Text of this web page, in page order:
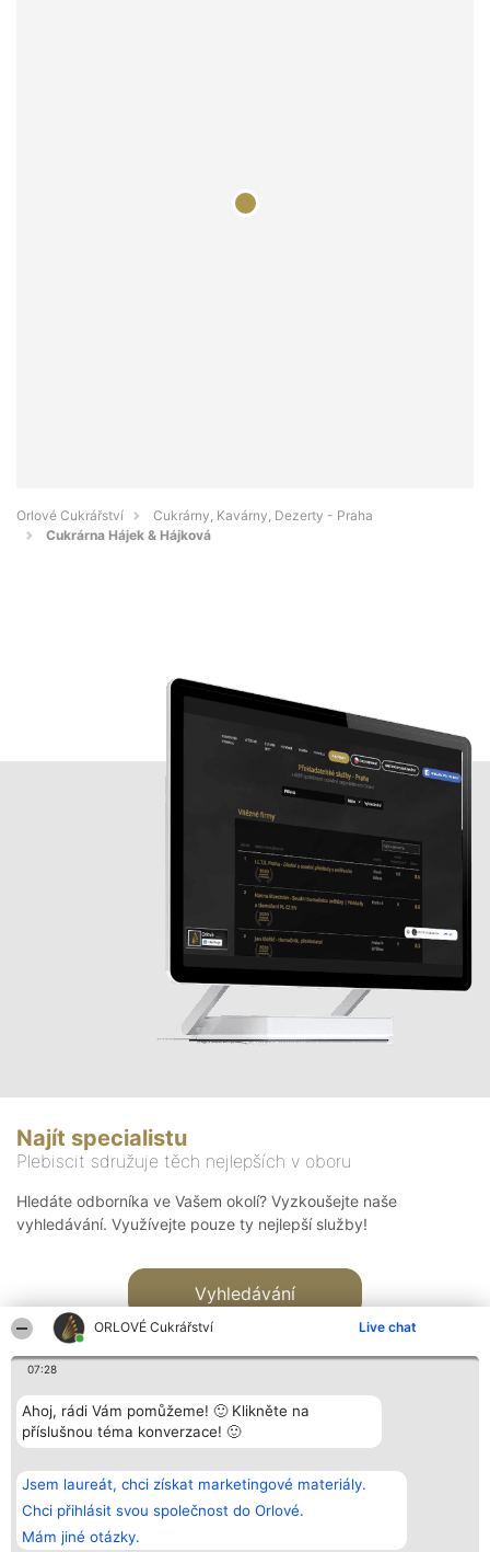
ORLOVÉ Cukrářství Live chat
07:28
Ahoj, rádi Vám pomůžeme! 🙂 Klikněte na
příslušnou téma konverzace! 🙂
Jsem laureát, chci získat marketingové materiály.
Chci přihlásit svou společnost do Orlové.
Mám jiné otázky.
Orlové Cukrářství
Cukrárny, Kavárny, Dezerty - Praha
Cukrárna Hájek & Hájková
Najít specialistu
Plebiscit sdružuje těch nejlepších v oboru
Hledáte odborníka ve Vašem okolí? Vyzkoušejte naše
vyhledávání. Využívejte pouze ty nejlepší služby!
Vyhledávání
Bright Side Solutions sp. z o.
o. sp. k.
ul. Ruska 22
Wrocław 50-079
KRS 0000749100 | Regon
Vítězové
Seznam všech
laureátů
Zásady
Kontakt